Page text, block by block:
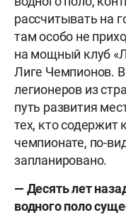
рассчитывать на
там особо не
на мощный клуб
Лиге Чемпионов.
легионеров из
путь развития
тех, кто
чемпионате, по-
запланировано.
— Десять лет
водного поло